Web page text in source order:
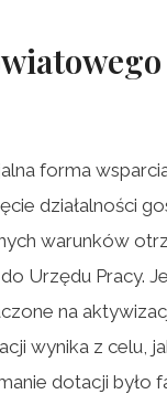
forma
działalności
warunków
Urzędu Pracy.
na
wynika z celu,
dotacji było